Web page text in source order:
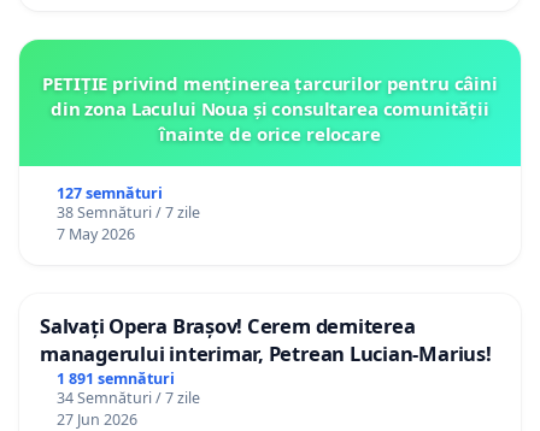
PETIȚIE privind menținerea țarcurilor pentru câini
din zona Lacului Noua și consultarea comunității
înainte de orice relocare
127 semnături
38 Semnături / 7 zile
7 May 2026
Salvați Opera Brașov! Cerem demiterea
managerului interimar, Petrean Lucian-Marius!
1 891 semnături
34 Semnături / 7 zile
27 Jun 2026